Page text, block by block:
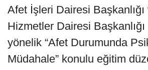
Afet İşleri Dairesi
Hizmetler Dairesi
yönelik “Afet Durumunda
Müdahale” konulu eğitim